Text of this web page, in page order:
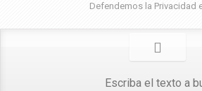
Defendemos la Privacidad